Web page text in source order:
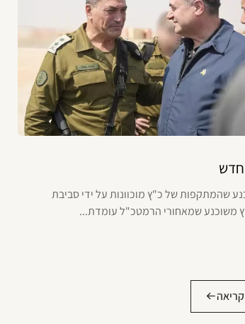
שהמתקפות של כ"ץ מוכוונות על ידי סביבת
משוכנע שמאחורי הרמטכ"ל עומדת...